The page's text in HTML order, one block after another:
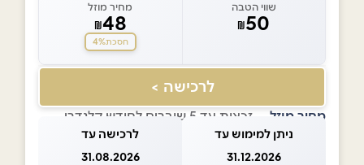
שווי הטבה
₪50
מחיר מוזל
₪48
חסכת4%
לרכישה >
מחיר מוזל — זכאות עד 5 שוברים לחודש קלנדרי
ניתן למימוש עד
31.12.2026
לרכישה עד
31.08.2026